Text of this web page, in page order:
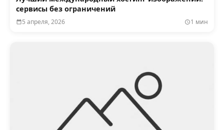
сервисы без ограничений
5 апреля, 2026 1 мин